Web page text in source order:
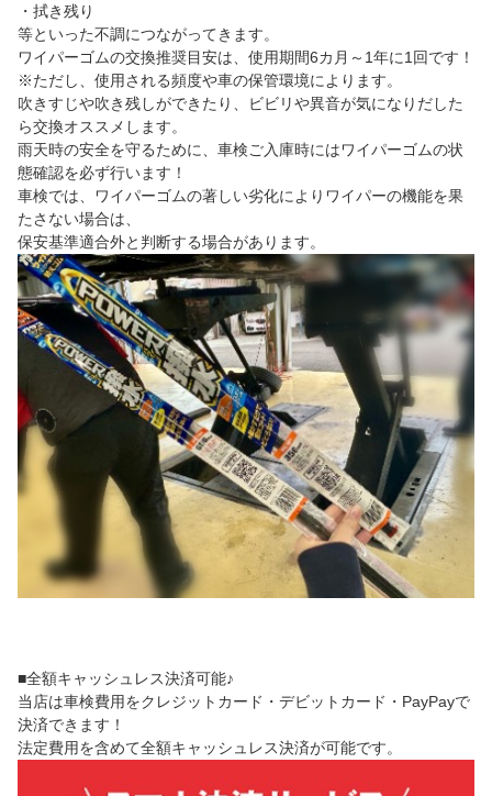
・拭き残り
等といった不調につながってきます。
ワイパーゴムの交換推奨目安は、使用期間6カ月～1年に1回です！
※ただし、使用される頻度や車の保管環境によります。
吹きすじや吹き残しができたり、ビビリや異音が気になりだした
ら交換オススメします。
雨天時の安全を守るために、車検ご入庫時にはワイパーゴムの状
態確認を必ず行います！
車検では、ワイパーゴムの著しい劣化によりワイパーの機能を果
たさない場合は、
保安基準適合外と判断する場合があります。
■全額キャッシュレス決済可能♪
当店は車検費用をクレジットカード・デビットカード・PayPayで
決済できます！
法定費用を含めて全額キャッシュレス決済が可能です。